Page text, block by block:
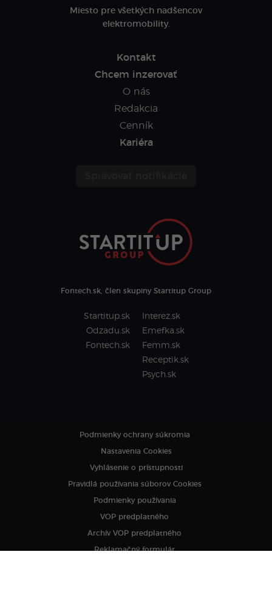
Miesto pre všetkých nadšencov
elektromobility.
Kontakt
Chcem inzerovať
O nás
Redakcia
Cenník
Kariéra
Fontech.sk, člen skupiny Startitup Group
Startitup.sk
Odzadu.sk
Fontech.sk
Interez.sk
Emefka.sk
Femm.sk
Receptik.sk
Psych.sk
Podmienky ochrany súkromia
Nastavenia Cookies
Vyhlásenie o prístupnosti
Pravidlá používania súborov Cookies
Podmienky používania
VOP predplatného
Archív VOP predplatného
Reklamačný formulár